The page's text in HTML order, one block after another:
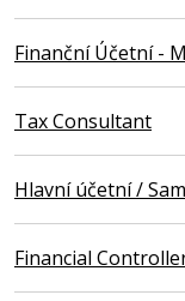
Finanční Účetní -
Tax Consultant
Hlavní účetní /
Financial